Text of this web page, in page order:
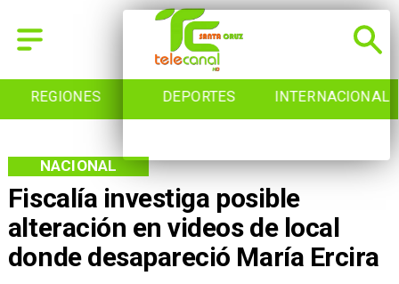
REGIONES DEPORTES INTERNACIONAL
Fiscalía investiga posible
alteración en videos de local
donde desapareció María Ercira
NACIONAL